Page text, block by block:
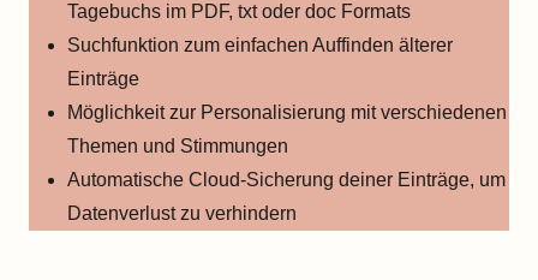
Tagebuchs im PDF, txt oder doc Formats
Suchfunktion zum einfachen Auffinden älterer
Einträge
Möglichkeit zur Personalisierung mit verschiedenen
Themen und Stimmungen
Automatische Cloud-Sicherung deiner Einträge, um
Datenverlust zu verhindern